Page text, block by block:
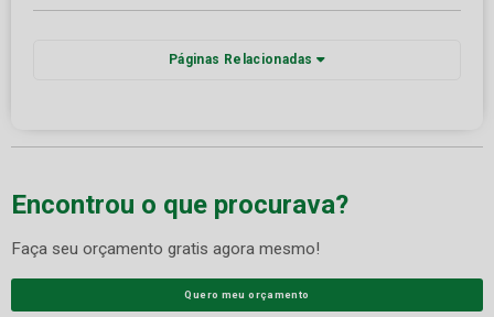
Páginas Relacionadas
Encontrou o que procurava?
Faça seu orçamento gratis agora mesmo!
Quero meu orçamento